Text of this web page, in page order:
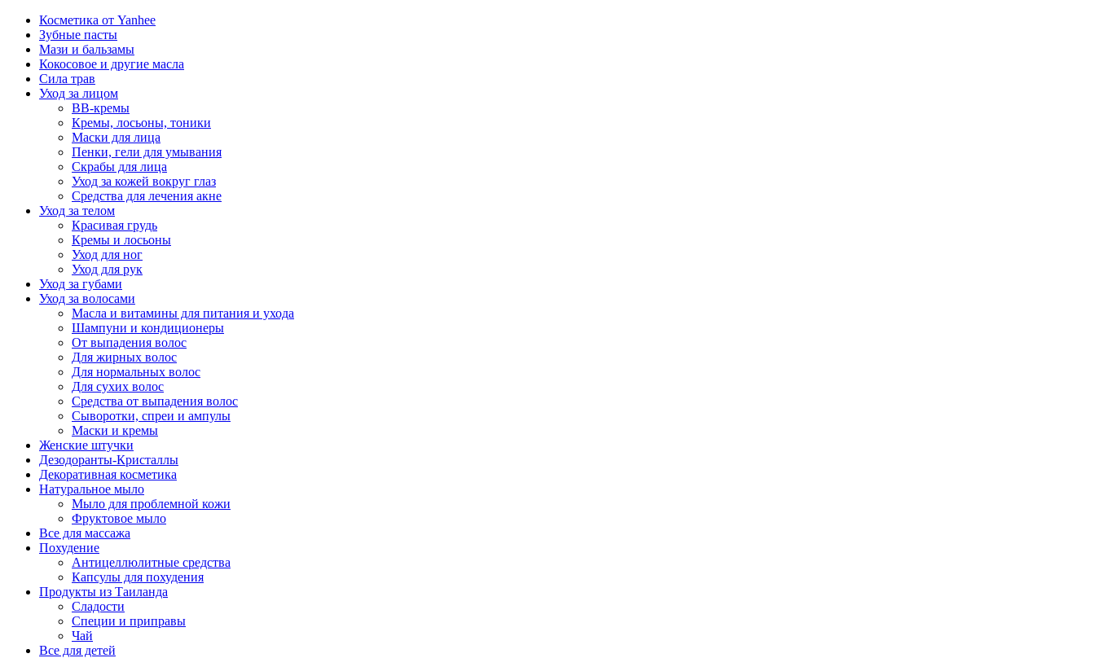
Косметика от Yanhee
Зубные пасты
Мази и бальзамы
Кокосовое и другие масла
Сила трав
Уход за лицом
BB-кремы
Кремы, лосьоны, тоники
Маски для лица
Пенки, гели для умывания
Скрабы для лица
Уход за кожей вокруг глаз
Средства для лечения акне
Уход за телом
Красивая грудь
Кремы и лосьоны
Уход для ног
Уход для рук
Уход за губами
Уход за волосами
Масла и витамины для питания и ухода
Шампуни и кондиционеры
От выпадения волос
Для жирных волос
Для нормальных волос
Для сухих волос
Средства от выпадения волос
Сыворотки, спреи и ампулы
Маски и кремы
Женские штучки
Дезодоранты-Кристаллы
Декоративная косметика
Натуральное мыло
Мыло для проблемной кожи
Фруктовое мыло
Все для массажа
Похудение
Антицеллюлитные средства
Капсулы для похудения
Продукты из Таиланда
Сладости
Специи и приправы
Чай
Все для детей